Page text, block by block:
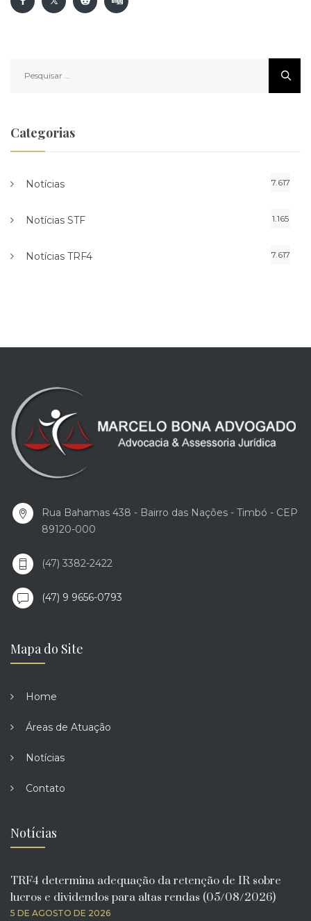
por:
Categorias
Notícias 7.617
Notícias STF 1.165
Notícias TRF4 7.617
Rua Bahamas 438 - Bairro das Nações - Timbó - CEP
89120-000
(47) 3382-2422
(47) 9 9656-0793
Mapa do Site
Home
Áreas de Atuação
Notícias
Contato
Notícias
TRF4 determina adequação da retenção de IR sobre
lucros e dividendos para altas rendas (05/08/2026)
5 DE AGOSTO DE 2026